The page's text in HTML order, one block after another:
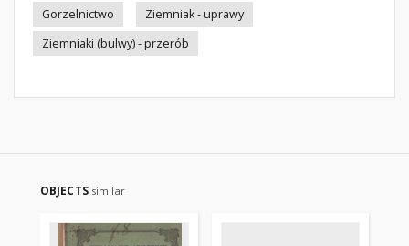
Gorzelnictwo
Ziemniak - uprawy
Ziemniaki (bulwy) - przerób
OBJECTS similar